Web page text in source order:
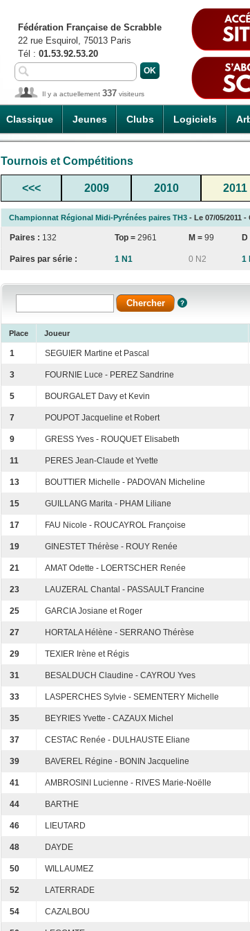
Classique Jeunes Clubs Logiciels
Fédération Française de Scrabble
22 rue Esquirol, 75013 Paris
Tél : 01.53.92.53.20
Il y a actuellement 337 visiteurs
Tournois et Compétitions
<<< 2009 2010 2011
Championnat Régional Midi-Pyrénées paires TH3 - Le 07/05/2011
Paires : 132 Top = 2961 M = 99 D
Paires par série : 1 N1 0 N2 1
Place Joueur
1 SEGUIER Martine et Pascal
3 FOURNIE Luce - PEREZ Sandrine
5 BOURGALET Davy et Kevin
7 POUPOT Jacqueline et Robert
9 GRESS Yves - ROUQUET Elisabeth
11 PERES Jean-Claude et Yvette
13 BOUTTIER Michelle - PADOVAN Micheline
15 GUILLANG Marita - PHAM Liliane
17 FAU Nicole - ROUCAYROL Françoise
19 GINESTET Thérèse - ROUY Renée
21 AMAT Odette - LOERTSCHER Renée
23 LAUZERAL Chantal - PASSAULT Francine
25 GARCIA Josiane et Roger
27 HORTALA Hélène - SERRANO Thérèse
29 TEXIER Irène et Régis
31 BESALDUCH Claudine - CAYROU Yves
33 LASPERCHES Sylvie - SEMENTERY Michelle
35 BEYRIES Yvette - CAZAUX Michel
37 CESTAC Renée - DULHAUSTE Eliane
39 BAVEREL Régine - BONIN Jacqueline
41 AMBROSINI Lucienne - RIVES Marie-Noëlle
44 BARTHE
46 LIEUTARD
48 DAYDE
50 WILLAUMEZ
52 LATERRADE
54 CAZALBOU